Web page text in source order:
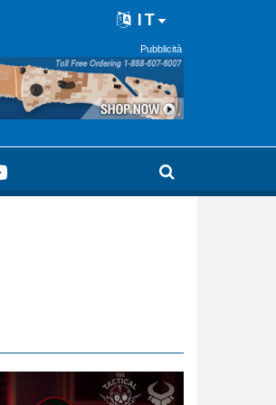
IT
Pubblicità